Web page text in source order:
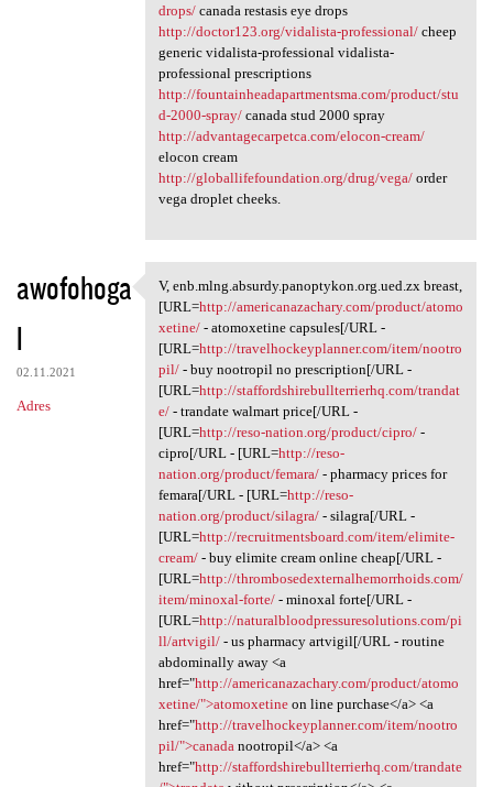
drops/canada restasis eye drops
http://doctor123.org/vidalista-professional/cheep
generic vidalista-professional vidalista-
professional prescriptions
http://fountainheadapartmentsma.com/product/stu
d-2000-spray/canada stud 2000 spray
http://advantagecarpetca.com/elocon-cream/
elocon cream
http://globallifefoundation.org/drug/vega/order
vega droplet cheeks.
awofohoga
l
02.11.2021
Adres
V, enb.mlng.absurdy
V, enb.mlng.absurdy.panoptykon.org.ued.zx breast,
[URL=http://americanazachary.com/product/atomo
xetine/- atomoxetine capsules[/URL -
[URL=http://travelhockeyplanner.com/item/nootro
pil/- buy nootropil no prescription[/URL -
[URL=http://staffordshirebullterrierhq.com/trandat
e/- trandate walmart price[/URL -
[URL=http://reso-nation.org/product/cipro/-
cipro[/URL - [URL=http://reso-
nation.org/product/femara/- pharmacy prices for
femara[/URL - [URL=http://reso-
nation.org/product/silagra/- silagra[/URL -
[URL=http://recruitmentsboard.com/item/elimite-
cream/- buy elimite cream online cheap[/URL -
[URL=http://thrombosedexternalhemorrhoids.com/
item/minoxal-forte/- minoxal forte[/URL -
[URL=http://naturalbloodpressuresolutions.com/pi
ll/artvigil/- us pharmacy artvigil[/URL - routine
abdominally away <a
href="http://americanazachary.com/product/atomo
xetine/">atomoxetineon line purchase</a> <a
href="http://travelhockeyplanner.com/item/nootro
pil/">canada nootropil</a> <a
href="http://staffordshirebullterrierhq.com/trandate